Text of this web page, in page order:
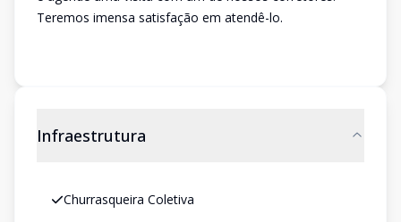
Teremos imensa satisfação em atendê-lo.
Infraestrutura
Churrasqueira Coletiva